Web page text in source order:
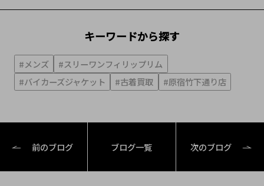
キーワードから探す
#メンズ
#スリーワンフィリップリム
#バイカーズジャケット
#古着買取 #原宿竹下通り店
前のブログ ブログ一覧 次のブログ